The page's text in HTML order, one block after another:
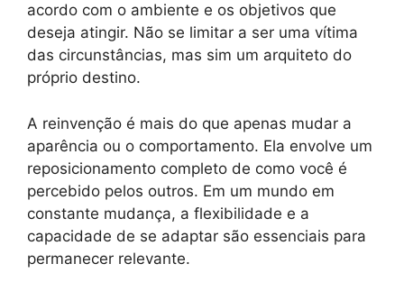
acordo com o ambiente e os objetivos que
deseja atingir. Não se limitar a ser uma vítima
das circunstâncias, mas sim um arquiteto do
próprio destino.
A reinvenção é mais do que apenas mudar a
aparência ou o comportamento. Ela envolve um
reposicionamento completo de como você é
percebido pelos outros. Em um mundo em
constante mudança, a flexibilidade e a
capacidade de se adaptar são essenciais para
permanecer relevante.